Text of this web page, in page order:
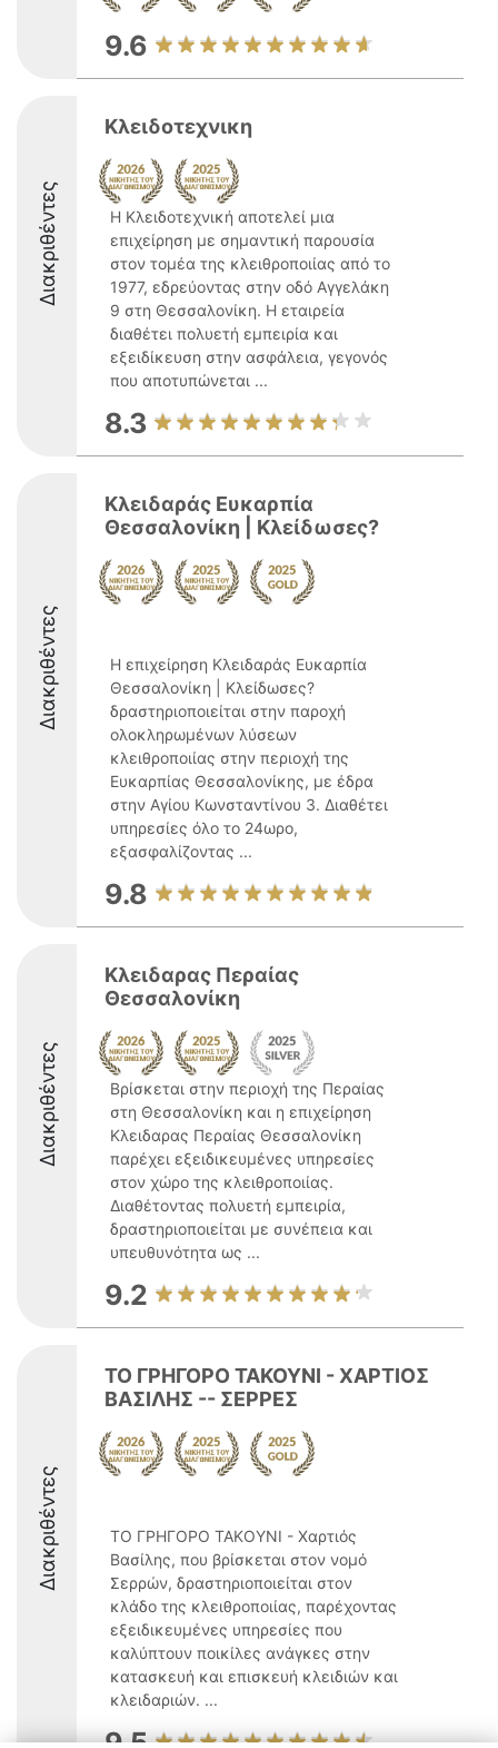
9.6
Διακριθέντες
Κλειδοτεχνικη
Η Κλειδοτεχνική αποτελεί μια
επιχείρηση με σημαντική παρουσία
στον τομέα της κλειθροποιίας από το
1977, εδρεύοντας στην οδό Αγγελάκη
9 στη Θεσσαλονίκη. Η εταιρεία
διαθέτει πολυετή εμπειρία και
εξειδίκευση στην ασφάλεια, γεγονός
που αποτυπώνεται ...
8.3
Διακριθέντες
Κλειδαράς Ευκαρπία
Θεσσαλονίκη | Κλείδωσες?
Η επιχείρηση Κλειδαράς Ευκαρπία
Θεσσαλονίκη | Κλείδωσες?
δραστηριοποιείται στην παροχή
ολοκληρωμένων λύσεων
κλειθροποιίας στην περιοχή της
Ευκαρπίας Θεσσαλονίκης, με έδρα
στην Αγίου Κωνσταντίνου 3. Διαθέτει
υπηρεσίες όλο το 24ωρο,
εξασφαλίζοντας ...
9.8
Διακριθέντες
Κλειδαρας Περαίας
Θεσσαλονίκη
Βρίσκεται στην περιοχή της Περαίας
στη Θεσσαλονίκη και η επιχείρηση
Κλειδαρας Περαίας Θεσσαλονίκη
παρέχει εξειδικευμένες υπηρεσίες
στον χώρο της κλειθροποιίας.
Διαθέτοντας πολυετή εμπειρία,
δραστηριοποιείται με συνέπεια και
υπευθυνότητα ως ...
9.2
Διακριθέντες
ΤΟ ΓΡΗΓΟΡΟ ΤΑΚΟΥΝΙ - ΧΑΡΤΙΟΣ
ΒΑΣΙΛΗΣ -- ΣΕΡΡΕΣ
ΤΟ ΓΡΗΓΟΡΟ ΤΑΚΟΥΝΙ - Χαρτιός
Βασίλης, που βρίσκεται στον νομό
Σερρών, δραστηριοποιείται στον
κλάδο της κλειθροποιίας, παρέχοντας
εξειδικευμένες υπηρεσίες που
καλύπτουν ποικίλες ανάγκες στην
κατασκευή και επισκευή κλειδιών και
κλειδαριών. ...